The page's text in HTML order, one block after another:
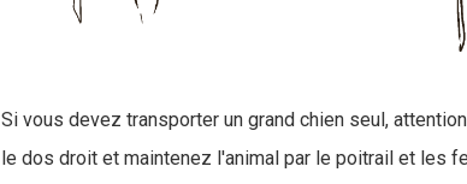
Si vous devez transporter un grand chien seul,
le dos droit et maintenez l'animal par le poitrail et les